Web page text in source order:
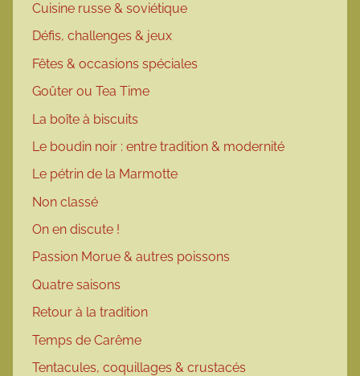
Cuisine russe & soviétique
Défis, challenges & jeux
Fêtes & occasions spéciales
Goûter ou Tea Time
La boîte à biscuits
Le boudin noir : entre tradition & modernité
Le pétrin de la Marmotte
Non classé
On en discute !
Passion Morue & autres poissons
Quatre saisons
Retour à la tradition
Temps de Carême
Tentacules, coquillages & crustacés